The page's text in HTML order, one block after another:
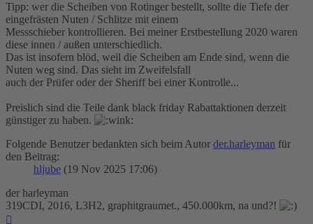
Tipp: wer die Scheiben von Rotinger bestellt, sollte die Tiefe der
eingefrästen Nuten / Schlitze mit einem
Messschieber kontrollieren. Bei meiner Erstbestellung 2020 waren
diese innen / außen unterschiedlich.
Das ist insofern blöd, weil die Scheiben am Ende sind, wenn die
Nuten weg sind. Das sieht im Zweifelsfall
auch der Prüfer oder der Sheriff bei einer Kontrolle...
Preislich sind die Teile dank black friday Rabattaktionen derzeit
günstiger zu haben.
Folgende Benutzer bedankten sich beim Autor der.harleyman für
den Beitrag:
hljube (19 Nov 2025 17:06)
der harleyman
319CDI, 2016, L3H2, graphitgraumet., 450.000km, na und?!